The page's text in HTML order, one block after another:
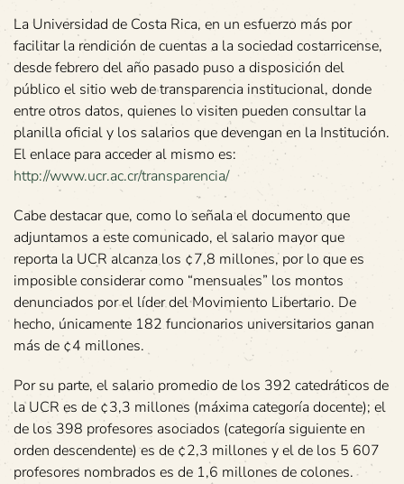
La Universidad de Costa Rica, en un esfuerzo más por
facilitar la rendición de cuentas a la sociedad costarricense,
desde febrero del año pasado puso a disposición del
público el sitio web de transparencia institucional, donde
entre otros datos, quienes lo visiten pueden consultar la
planilla oficial y los salarios que devengan en la Institución.
El enlace para acceder al mismo es:
http://www.ucr.ac.cr/transparencia/
Cabe destacar que, como lo señala el documento que
adjuntamos a este comunicado, el salario mayor que
reporta la UCR alcanza los ¢7,8 millones, por lo que es
imposible considerar como “mensuales” los montos
denunciados por el líder del Movimiento Libertario. De
hecho, únicamente 182 funcionarios universitarios ganan
más de ¢4 millones.
Por su parte, el salario promedio de los 392 catedráticos de
la UCR es de ¢3,3 millones (máxima categoría docente); el
de los 398 profesores asociados (categoría siguiente en
orden descendente) es de ¢2,3 millones y el de los 5 607
profesores nombrados es de 1,6 millones de colones.